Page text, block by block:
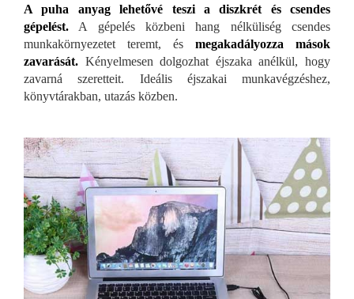
A puha anyag lehetővé teszi a diszkrét és csendes
gépelést. A gépelés közbeni hang nélküliség csendes
munkakörnyezetet teremt, és megakadályozza mások
zavarását. Kényelmesen dolgozhat éjszaka anélkül, hogy
zavarná szeretteit. Ideális éjszakai munkavégzéshez,
könyvtárakban, utazás közben.